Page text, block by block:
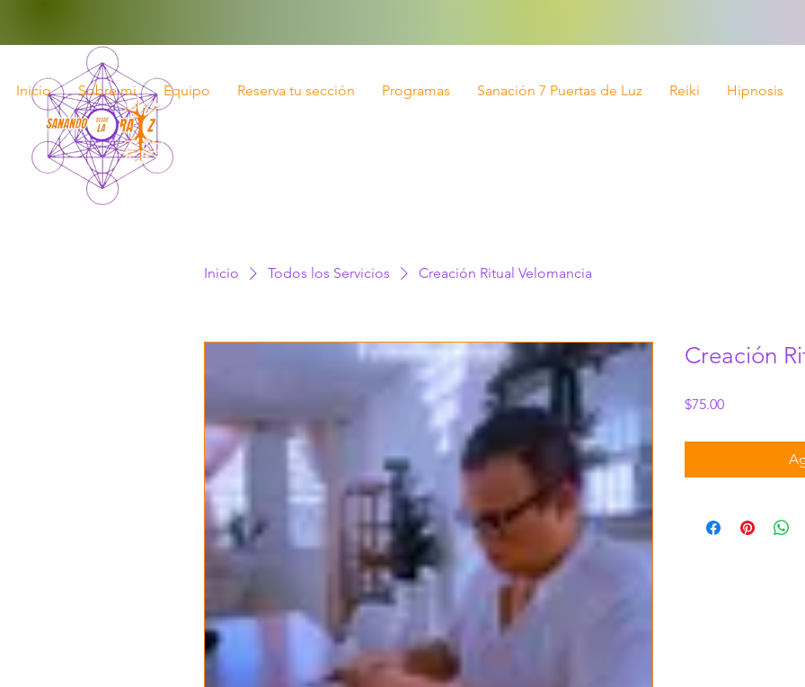
Inicio Sobre mi Equipo Reserva tu sección Programas Sanación 7 Puertas de Luz Reiki Hipnosis
Inicio Todos los Servicios Creación Ritual Velomancia
Creación
$75.00Precio